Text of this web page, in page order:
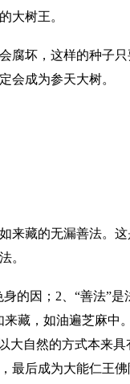
大树王。
腐坏，这样的种子
会成为参天大树。
来藏的无漏善法。
。
的因；2、“善法”
藏，如油遍芝麻中
大自然的方式本来
最后成为大能仁王